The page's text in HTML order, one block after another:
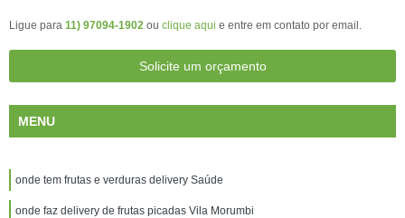
Ligue para 11) 97094-1902 ou clique aqui e entre em contato por email.
Solicite um orçamento
MENU
onde tem frutas e verduras delivery Saúde
onde faz delivery de frutas picadas Vila Morumbi